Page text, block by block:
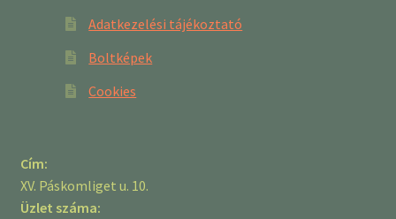
Adatkezelési tájékoztató
Boltképek
Cookies
Cím:
XV. Páskomliget u. 10.
Üzlet száma: